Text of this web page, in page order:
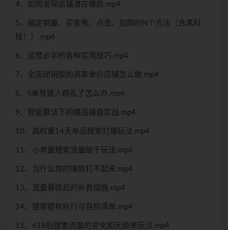
4、如何发现店铺潜在爆款.mp4
5、搞定销量、买家秀、点击、加购的N个方法（含黑科
技！）.mp4
6、运营必学的各种实用技巧.mp4
7、全店动销型的高客单价店铺怎么做.mp4
8、S单导致人群乱了怎么办.mp4
9、智能算法下的爆品操盘实战.mp4
10、高权重14天单品搜索打爆玩法.mp4
11、小单量搜索流量破千玩法.mp4
12、为什么你的爆款打不起来.mp4
13、流量暴跌后的补救措施.mp4
14、搜索提权执行与自检清单.mp4
15、618后搜索流量的变化和无痕单玩法.mp4